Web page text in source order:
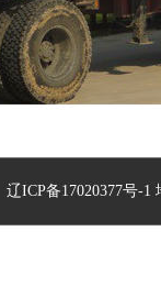
辽ICP备17020377号-1